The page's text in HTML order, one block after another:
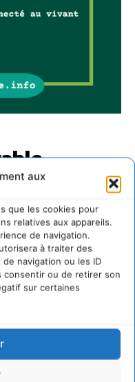
aux
que les cookies pour
relatives aux appareils.
de navigation.
à traiter des
navigation ou les ID
consentir ou de retirer son
sur certaines
sa mémoire
(2020-2026)
espèces vivantes
de Zoepolis
au
dans nos
lucidité transforme